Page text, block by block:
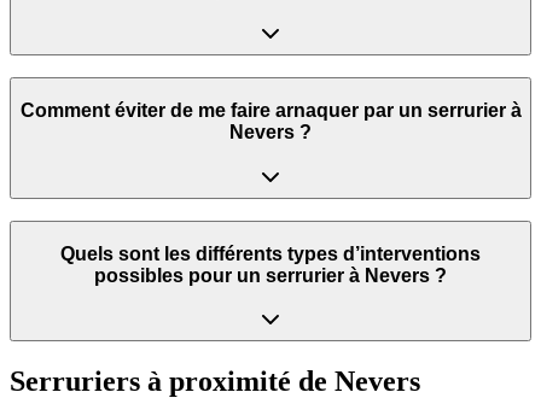
Comment éviter de me faire arnaquer par un serrurier à
Nevers ?
Quels sont les différents types d’interventions
possibles pour un serrurier à Nevers ?
Serruriers à proximité de Nevers